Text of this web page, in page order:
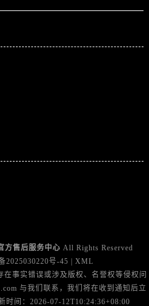
广东省韶关市武江区芙蓉新区与老城中心交汇处爱彼售后服务中心（需提前预约）
广东省深圳市罗湖区深南东路5001号华润大厦17层1701室爱彼售后服务中心（需提前预约）
方售后服务中心 All Rights Reserved
2025030220号-45
XML
事实错误或涉及版权、名誉权等侵权问
与我们联系，我们将在收到通知后立
时间：2026-07-12T10:24:36+08:00